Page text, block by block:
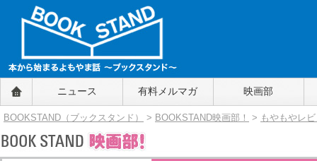
BOOKSTAND（ブックスタンド）
～本から始まるよもやま話～
BOOKSTAND（ブ
ニュース 有料メルマガ 映画部
BOOKSTAND（ブックスタンド） > BOOKSTAND映画部！ > もやもやレ